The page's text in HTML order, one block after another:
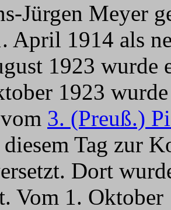
Jürgen Meyer
April 1914 als
1923 wurde
1923
3. (Preuß.)
Tag zur
Dort
Vom 1.